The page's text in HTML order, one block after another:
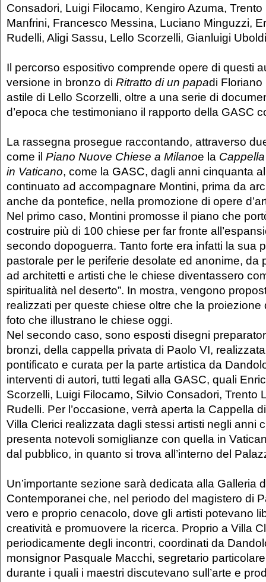
Consadori, Luigi Filocamo, Kengiro Azuma,
Manfrini, Francesco Messina, Luciano Minguzzi,
Rudelli, Aligi Sassu, Lello Scorzelli, Gianluigi
Il percorso espositivo comprende opere di questi
versione in bronzo di Ritratto di un papadi Floriano
astile di Lello Scorzelli, oltre a una serie di
d’epoca che testimoniano il rapporto della GASC
La rassegna prosegue raccontando, attraverso
come il Piano Nuove Chiese a Milanoe la
in Vaticano, come la GASC, dagli anni cinquanta
continuato ad accompagnare Montini, prima da
anche da pontefice, nella promozione di opere
Nel primo caso, Montini promosse il piano che
costruire più di 100 chiese per far fronte
secondo dopoguerra. Tanto forte era infatti la sua
pastorale per le periferie desolate ed anonime, da
ad architetti e artisti che le chiese diventassero
spiritualità nel deserto”. In mostra, vengono
realizzati per queste chiese oltre che la
foto che illustrano le chiese oggi.
Nel secondo caso, sono esposti disegni
bronzi, della cappella privata di Paolo VI,
pontificato e curata per la parte artistica da
interventi di autori, tutti legati alla GASC, quali
Scorzelli, Luigi Filocamo, Silvio Consadori, Trento
Rudelli. Per l’occasione, verrà aperta la Cappella
Villa Clerici realizzata dagli stessi artisti negli anni
presenta notevoli somiglianze con quella in
dal pubblico, in quanto si trova all’interno del
Un’importante sezione sarà dedicata alla Galleria
Contemporanei che, nel periodo del magistero di
vero e proprio cenacolo, dove gli artisti potevano
creatività e promuovere la ricerca. Proprio a Villa
periodicamente degli incontri, coordinati da
monsignor Pasquale Macchi, segretario
durante i quali i maestri discutevano sull’arte e